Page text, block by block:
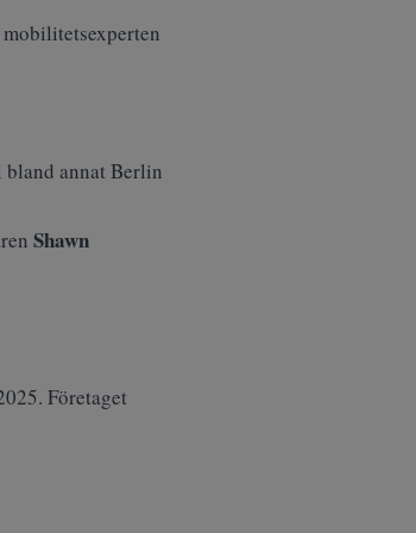
annat Berlin
Shawn
Företaget